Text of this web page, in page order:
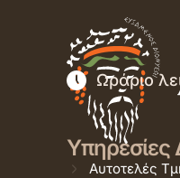
Ωράριο
Αυτοτελές